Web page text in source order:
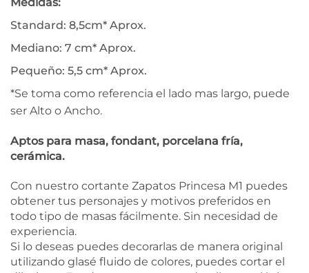
Medidas:
Standard: 8,5cm* Aprox.
Mediano: 7 cm* Aprox.
Pequeño: 5,5 cm* Aprox.
*Se toma como referencia el lado mas largo, puede
ser Alto o Ancho.
Aptos para masa, fondant, porcelana fría,
cerámica.
Con nuestro cortante Zapatos Princesa M1 puedes
obtener tus personajes y motivos preferidos en
todo tipo de masas fácilmente. Sin necesidad de
experiencia.
Si lo deseas puedes decorarlas de manera original
utilizando glasé fluido de colores, puedes cortar el